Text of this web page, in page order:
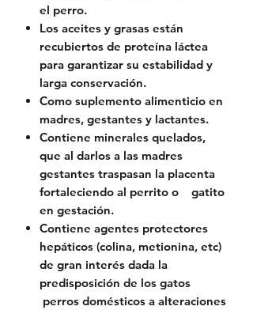
el perro.
Los aceites y grasas están
recubiertos de proteína láctea
para garantizar su estabilidad y
larga conservación.
Como suplemento alimenticio en
madres, gestantes y lactantes.
Contiene minerales quelados,
que al darlos a las madres
gestantes traspasan la placenta
fortaleciendo al perrito o gatito
en gestación.
Contiene agentes protectores
hepáticos (colina, metionina, etc)
de gran interés dada la
predisposición de los gatos
perros domésticos a alteraciones